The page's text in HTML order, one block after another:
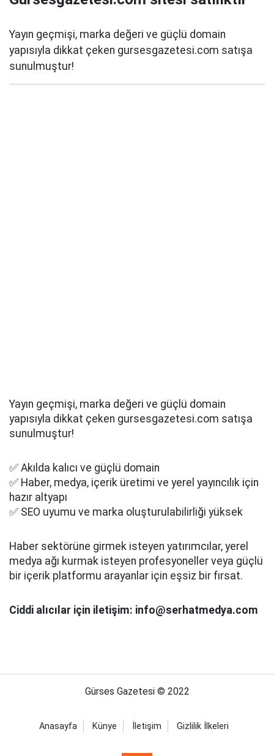
Yayın geçmişi, marka değeri ve güçlü domain
yapısıyla dikkat çeken gursesgazetesi.com satışa
sunulmuştur!
Yayın geçmişi, marka değeri ve güçlü domain
yapısıyla dikkat çeken gursesgazetesi.com satışa
sunulmuştur!
✅ Akılda kalıcı ve güçlü domain
✅ Haber, medya, içerik üretimi ve yerel yayıncılık için
hazır altyapı
✅ SEO uyumu ve marka oluşturulabilirliği yüksek
Haber sektörüne girmek isteyen yatırımcılar, yerel
medya ağı kurmak isteyen profesyoneller veya güçlü
bir içerik platformu arayanlar için eşsiz bir fırsat.
Ciddi alıcılar için iletişim: info@serhatmedya.com
Gürses Gazetesi © 2022
Anasayfa Künye İletişim Gizlilik İlkeleri